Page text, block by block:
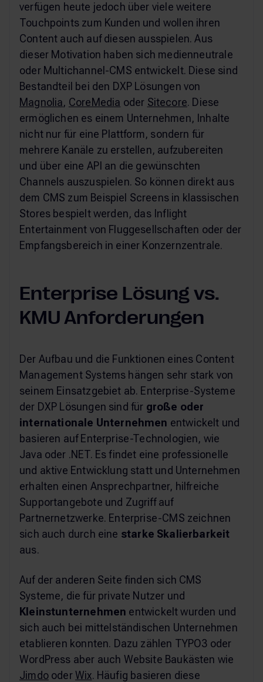
verfügen heute jedoch über viele weitere
Touchpoints zum Kunden und wollen ihren
Content auch auf diesen ausspielen. Aus
dieser Motivation haben sich medienneutrale
oder Multichannel-CMS entwickelt. Diese sind
Bestandteil bei den DXP Lösungen von
Magnolia, CoreMedia oder Sitecore. Diese
ermöglichen es einem Unternehmen, Inhalte
nicht nur für eine Plattform, sondern für
mehrere Kanäle zu erstellen, aufzubereiten
und über eine API an die gewünschten
Channels auszuspielen. So können direkt aus
dem CMS zum Beispiel Screens in klassischen
Stores bespielt werden, das Inflight
Entertainment von Fluggesellschaften oder der
Empfangsbereich in einer Konzernzentrale.
Enterprise Lösung vs.
KMU Anforderungen
Der Aufbau und die Funktionen eines Content
Management Systems hängen sehr stark von
seinem Einsatzgebiet ab. Enterprise-Systeme
der DXP Lösungen sind für große oder
internationale Unternehmen entwickelt und
basieren auf Enterprise-Technologien, wie
Java oder .NET. Es findet eine professionelle
und aktive Entwicklung statt und Unternehmen
erhalten einen Ansprechpartner, hilfreiche
Supportangebote und Zugriff auf
Partnernetzwerke. Enterprise-CMS zeichnen
sich auch durch eine starke Skalierbarkeit
aus.
Auf der anderen Seite finden sich CMS
Systeme, die für private Nutzer und
Kleinstunternehmen entwickelt wurden und
sich auch bei mittelständischen Unternehmen
etablieren konnten. Dazu zählen TYPO3 oder
WordPress aber auch Website Baukästen wie
JimdooderWix. Häufig basieren diese